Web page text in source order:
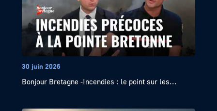
30 juin 2026
Bonjour Bretagne -Incendies : le point sur les...